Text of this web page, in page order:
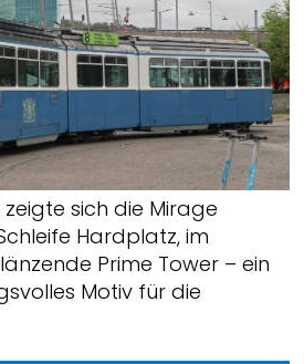
sich die Mirage
Hardplatz, im
Prime Tower – ein
Motiv für die